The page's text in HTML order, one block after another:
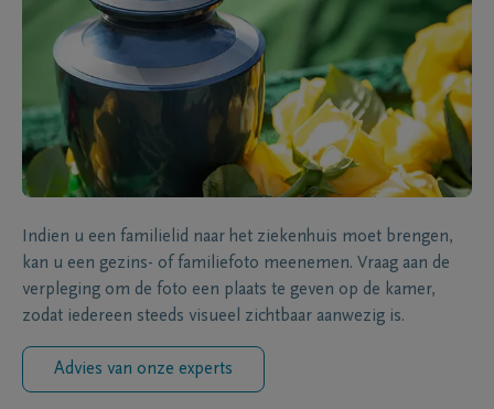
Indien u een familielid naar het ziekenhuis moet brengen,
kan u een gezins- of familiefoto meenemen. Vraag aan de
verpleging om de foto een plaats te geven op de kamer,
zodat iedereen steeds visueel zichtbaar aanwezig is.
Advies van onze experts